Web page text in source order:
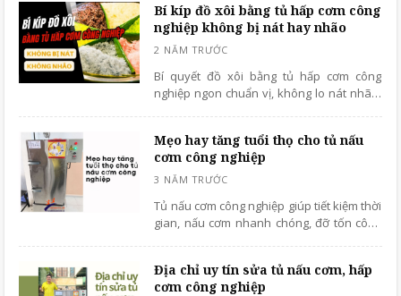
Bí kíp đồ xôi bằng tủ hấp cơm công
nghiệp không bị nát hay nhão
Bí quyết đồ xôi bằng tủ hấp cơm công
nghiệp ngon chuẩn vị, không lo nát nhão.
Mẹo hay tăng tuổi thọ cho tủ nấu
cơm công nghiệp
Tủ nấu cơm công nghiệp giúp tiết kiệm thời
gian, nấu cơm nhanh chóng, đỡ tốn công
Địa chỉ uy tín sửa tủ nấu cơm, hấp
cơm công nghiệp